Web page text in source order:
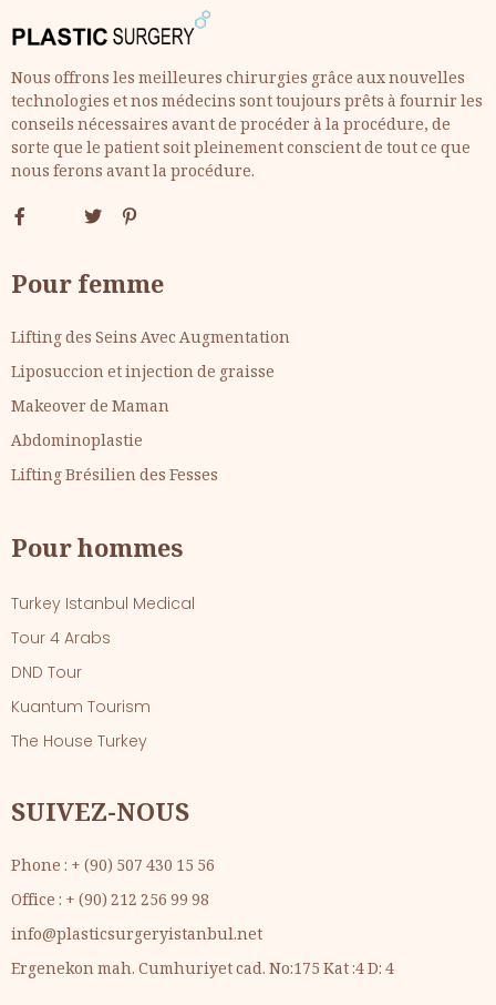
Nous offrons les meilleures chirurgies grâce aux nouvelles
technologies et nos médecins sont toujours prêts à fournir les
conseils nécessaires avant de procéder à la procédure, de
sorte que le patient soit pleinement conscient de tout ce que
nous ferons avant la procédure.
Pour femme
Lifting des Seins Avec Augmentation
Liposuccion et injection de graisse
Makeover de Maman
Abdominoplastie
Lifting Brésilien des Fesses
Pour hommes
Turkey Istanbul Medical
Tour 4 Arabs
DND Tour
Kuantum Tourism
The House Turkey
SUIVEZ-NOUS
Phone : + (90) 507 430 15 56
Office : + (90) 212 256 99 98
info@plasticsurgeryistanbul.net
Ergenekon mah. Cumhuriyet cad. No:175 Kat :4 D: 4